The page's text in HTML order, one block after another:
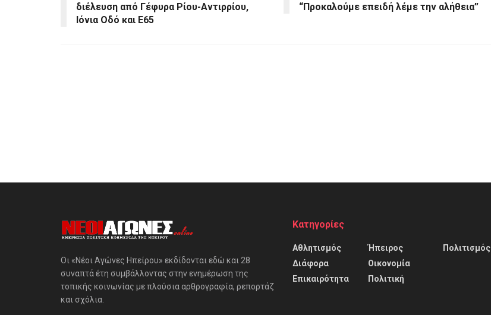
διέλευση από Γέφυρα Ρίου-Αντιρρίου,
Ιόνια Οδό και Ε65
“Προκαλούμε επειδή λέμε την αλήθεια”
Οι «Νέοι Αγώνες Ηπείρου» εκδίδονται εδώ και 28
συναπτά έτη συμβάλλοντας στην ενημέρωση της
τοπικής κοινωνίας με πλούσια αρθρογραφία, ρεπορτάζ
και σχόλια.
Κατηγορίες
Αθλητισμός
Διάφορα
Επικαιρότητα
Ήπειρος
Οικονομία
Πολιτική
Πολιτισμός